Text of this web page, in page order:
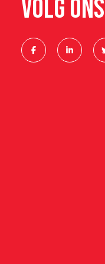
VOLG ONS